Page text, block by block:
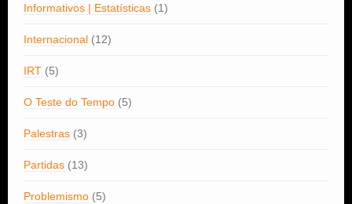
Informativos | Estatísticas (1)
Internacional (12)
IRT (5)
O Teste do Tempo (5)
Palestras (3)
Partidas (13)
Problemismo (5)